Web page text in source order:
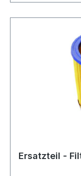
Ersatzteil -